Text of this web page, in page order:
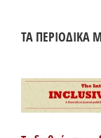
ΤΑ ΠΕΡΙΟΔΙΚΑ